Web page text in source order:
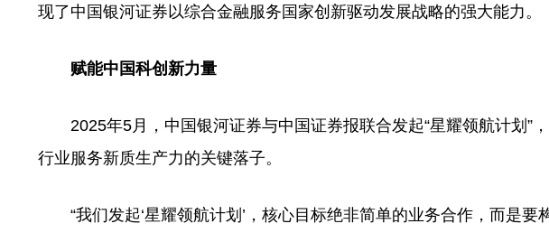
现了中国银河证券以综合金融服务国家创新驱动发展战略的强大能力。
赋能中国科创新力量
2025年5月，中国银河证券与中国证券报联合发起“星耀领航计划”
行业服务新质生产力的关键落子。
“我们发起‘星耀领航计划’，核心目标绝非简单的业务合作，而是要